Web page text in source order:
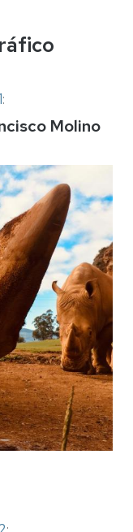
:
Molino